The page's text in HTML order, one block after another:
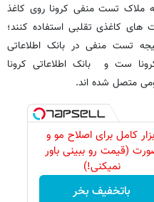
ملاک تست منفی کرونا روی کاغذ
کاغذی تقلبی استفاده کنند؛
تست منفی در بانک اطلاعاتی
ست و بانک اطلاعاتی کرونا
متصل شده اند.
کامل برای اصلاح مو و
(قیمت رو ببینی باور
نمیکنی!)
باتخفیف بخر